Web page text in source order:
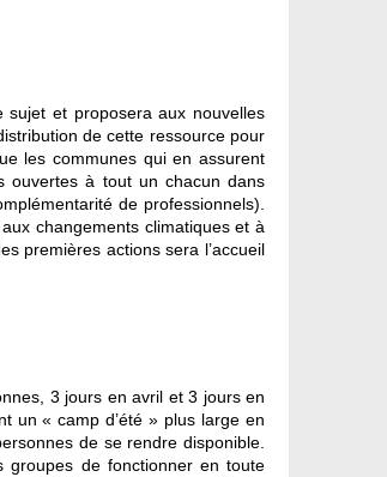
et proposera aux nouvelles
de cette ressource pour
les communes qui en assurent
ouvertes à tout un chacun dans
de professionnels).
changements climatiques et à
premières actions sera l’accueil
3 jours en avril et 3 jours en
un « camp d’été » plus large en
de se rendre disponible.
groupes de fonctionner en toute